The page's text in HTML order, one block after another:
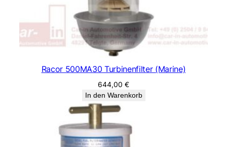
Racor 500MA30 Turbinenfilter (Marine)
644,00 €
In den Warenkorb